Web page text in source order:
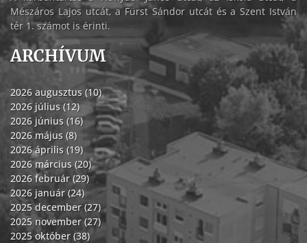
Mészáros Lajos utcát, a Fürst Sándor utcát és a Szent István
tér 1. számot is érinti.
ARCHÍVUM
2026 augusztus (10)
2026 július (12)
2026 június (16)
2026 május (8)
2026 április (19)
2026 március (20)
2026 február (29)
2026 január (24)
2025 december (27)
2025 november (27)
2025 október (38)